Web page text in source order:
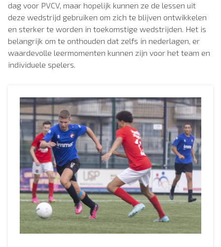
dag voor PVCV, maar hopelijk kunnen ze de lessen uit
deze wedstrijd gebruiken om zich te blijven ontwikkelen
en sterker te worden in toekomstige wedstrijden. Het is
belangrijk om te onthouden dat zelfs in nederlagen, er
waardevolle leermomenten kunnen zijn voor het team en
individuele spelers.